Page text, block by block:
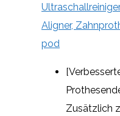
Aligner,
pod
Zusätzlich